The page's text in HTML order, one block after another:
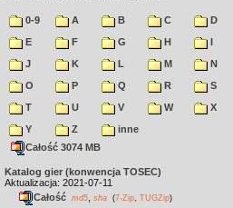
0-9 A B C
D
E
F G H
I
J
K L M
N
O
P Q R
S
T
U V W
X
Y
Z
inne
Całość 3074 MB
Katalog gier (konwencja TOSEC)
Aktualizacja: 2021-07-11
Całość md5 sha (7-Zip TUGZip)